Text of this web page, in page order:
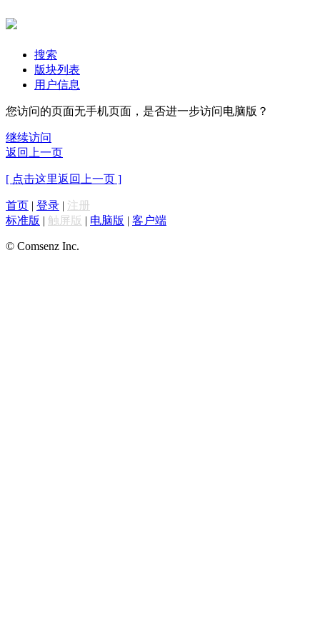
搜索
版块列表
用户信息
您访问的页面无手机页面，是否进一步访问电脑版？
继续访问
返回上一页
[ 点击这里返回上一页 ]
首页 | 登录 | 注册
标准版 | 触屏版 | 电脑版 | 客户端
© Comsenz Inc.